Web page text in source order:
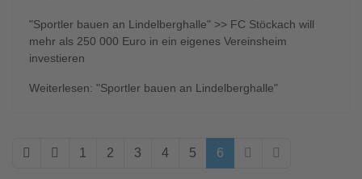
"Sportler bauen an Lindelberghalle" >> FC Stöckach will
mehr als 250 000 Euro in ein eigenes Vereinsheim
investieren
Weiterlesen: "Sportler bauen an Lindelberghalle"
1 2 3 4 5 6